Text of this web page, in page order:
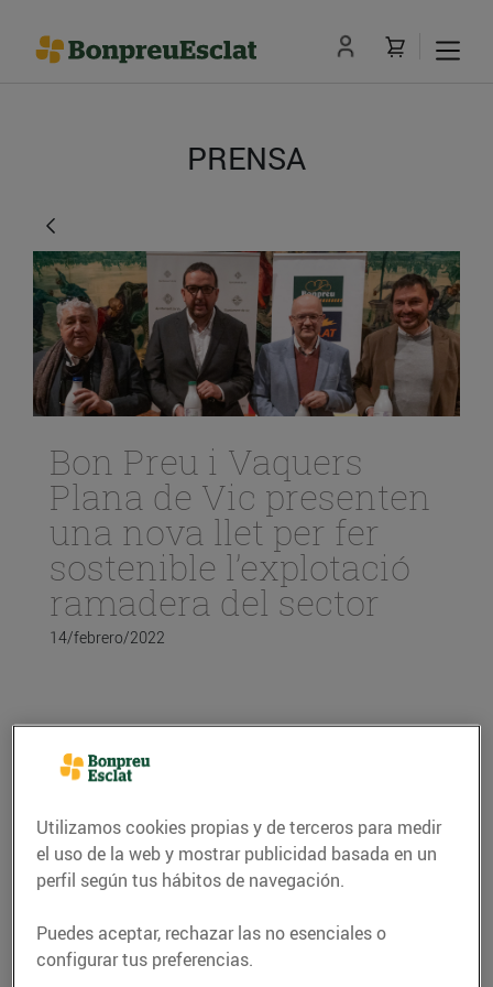
PRENSA
Bon Preu i Vaquers
Plana de Vic presenten
una nova llet per fer
sostenible l’explotació
ramadera del sector
14/febrero/2022
Bon Preu i Vaquers
un acord per
comercialitzar llet
dels productors de la
Cooperativa a un preu
Utilizamos cookies propias y de terceros para medir
el uso de la web y mostrar publicidad basada en un
perfil según tus hábitos de navegación.
Puedes aceptar, rechazar las no esenciales o
configurar tus preferencias.